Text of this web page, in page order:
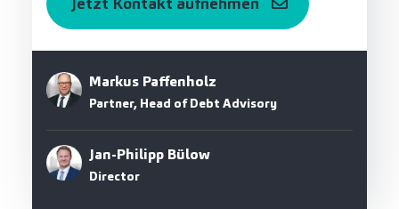
Markus Paffenholz
Partner, Head of Debt Advisory
Jan-Philipp Bülow
Director